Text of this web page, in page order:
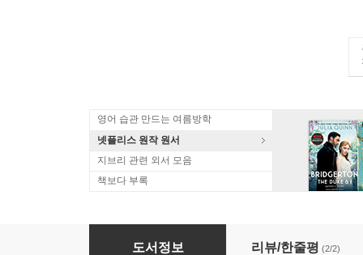
영어 습관 만드는 여름방학
넷플리스 원작 원서
지브리 관련 외서 모음
책보다 부록
MAJOR 2nd 22
도서정보 리뷰/한줄평 (2/2)